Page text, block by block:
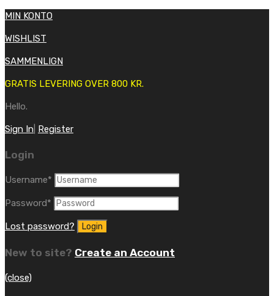
MIN KONTO
WISHLIST
SAMMENLIGN
GRATIS LEVERING OVER 800 KR.
Hello.
Sign In Register
Login
Username*
Password*
Lost password?
New to site? Create an Account
(close)